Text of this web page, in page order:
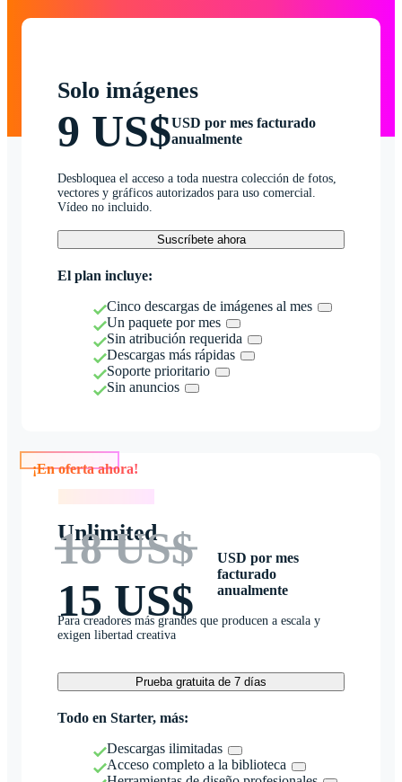
Solo imágenes
9 US$USD por mes facturado
anualmente
Desbloquea el acceso a toda nuestra colección de fotos,
vectores y gráficos autorizados para uso comercial.
Vídeo no incluido.
Suscríbete ahora
El plan incluye:
Cinco descargas de imágenes al mes
Un paquete por mes
Sin atribución requerida
Descargas más rápidas
Soporte prioritario
Sin anuncios
Unlimited
18 US$
15 US$
USD por mes
facturado
anualmente
Para creadores más grandes que producen a escala y
exigen libertad creativa
Prueba gratuita de 7 días
Todo en Starter, más:
Descargas ilimitadas
Acceso completo a la biblioteca